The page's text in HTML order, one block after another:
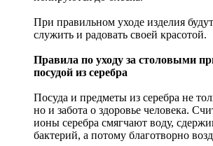
При правильном уходе изделия
служить и радовать своей красотой.
Правила по уходу за столовыми
посудой из серебра
Посуда и предметы из серебра не
но и забота о здоровье человека.
ионы серебра смягчают воду,
бактерий, а потому благотворно